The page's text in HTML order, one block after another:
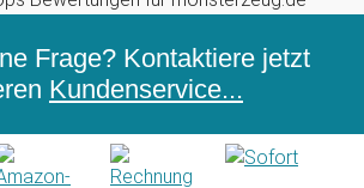
Frage? Kontaktiere jetzt
Kundenservice...